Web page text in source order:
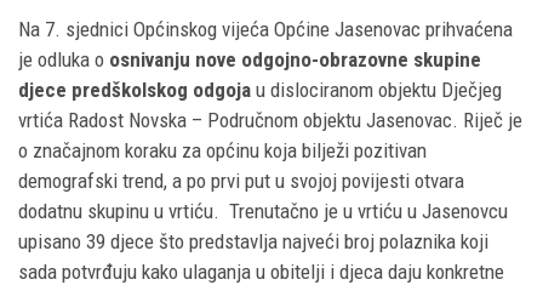
Na 7. sjednici Općinskog vijeća Općine Jasenovac prihvaćena
je odluka o osnivanju nove odgojno-obrazovne skupine
djece predškolskog odgoja u dislociranom objektu Dječjeg
vrtića Radost Novska – Područnom objektu Jasenovac. Riječ je
o značajnom koraku za općinu koja bilježi pozitivan
demografski trend, a po prvi put u svojoj povijesti otvara
dodatnu skupinu u vrtiću. Trenutačno je u vrtiću u Jasenovcu
upisano 39 djece što predstavlja najveći broj polaznika koji
sada potvrđuju kako ulaganja u obitelji i djeca daju konkretne